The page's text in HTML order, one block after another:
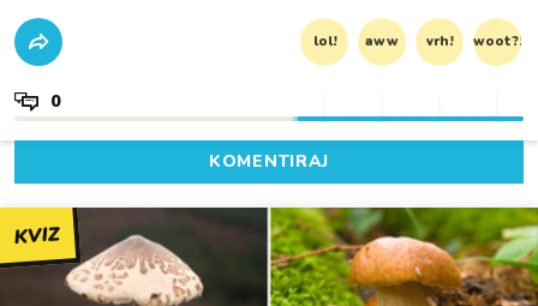
lol! aww vrh! woot?!
0
KOMENTIRAJ
KVIZ